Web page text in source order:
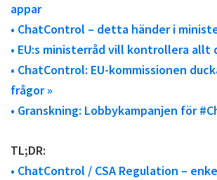
appar
• ChatControl – detta händer i
• EU:s ministerråd vill kontrollera allt
• ChatControl: EU-kommissionen
frågor »
• Granskning: Lobbykampanjen för
TL;DR:
• ChatControl / CSA Regulation –